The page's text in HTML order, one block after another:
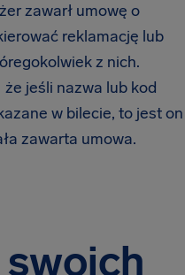
zawarł umowę o
reklamację lub
z nich.
jeśli nazwa lub kod
w bilecie, to jest on
zawarta umowa.